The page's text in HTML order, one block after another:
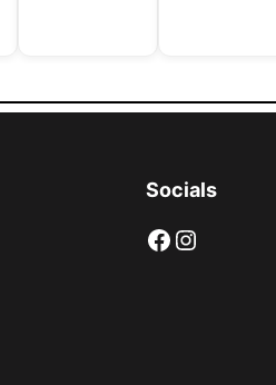
Socials
Facebook Instagram